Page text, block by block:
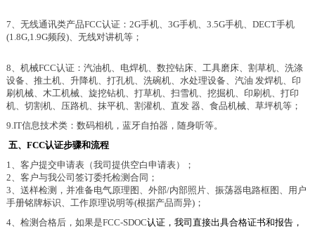
7、无线通讯类产品FCC认证：2G手机、3G手机、3.5G手机、DECT手机
(1.8G,1.9G频段)、无线对讲机等；
8、机械FCC认证：汽油机、电焊机、数控钻床、工具磨床、割草机、洗涤
设备、推土机、升降机、打孔机、洗碗机、水处理设备、汽油 发焊机、印
刷机械、木工机械、旋挖钻机、打草机、扫雪机、挖掘机、印刷机、打印
机、切割机、压路机、抹平机、割灌机、直发 器、食品机械、草坪机等；
9.IT信息技术类：数码相机，蓝牙自拍器，随身听等。
五、 FCC认证步骤和流程
1、客户提交申请表（我司提供空白申请表）；
2、客户与我公司签订委托检测合同；
3、送样检测，并准备电气原理图、外部/内部照片、振荡器电路框图、用户
手册铭牌标识、工作原理说明等(根据产品而异)；
4、检测合格后，如果是FCC-SDOC认证，我司直接出具合格证书和报告，